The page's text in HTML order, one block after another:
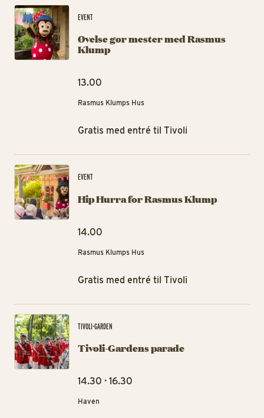
EVENT
Øvelse gør mester med Rasmus
Klump
13.00
Rasmus Klumps Hus
Gratis med entré til Tivoli
EVENT
Hip Hurra for Rasmus Klump
14.00
Rasmus Klumps Hus
Gratis med entré til Tivoli
TIVOLI-GARDEN
Tivoli-Gardens parade
14.30 · 16.30
Haven